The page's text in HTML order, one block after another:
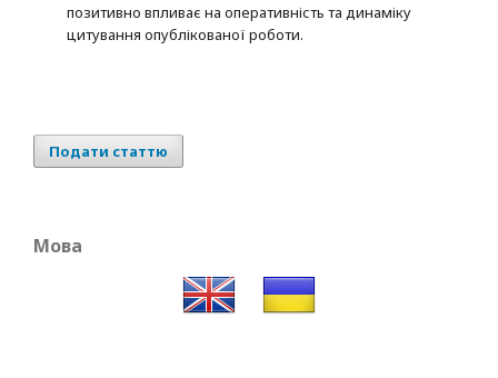
позитивно впливає на оперативність та динаміку
цитування опублікованої роботи.
Подати статтю
Мова